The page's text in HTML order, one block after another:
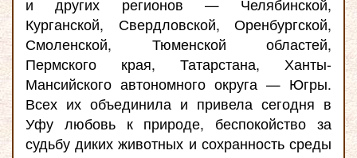
и других регионов — Челябинской,
Курганской, Свердловской, Оренбургской,
Смоленской, Тюменской областей,
Пермского края, Татарстана, Ханты-
Мансийского автономного округа — Югры.
Всех их объединила и привела сегодня в
Уфу любовь к природе, беспокойство за
судьбу диких животных и сохранность среды